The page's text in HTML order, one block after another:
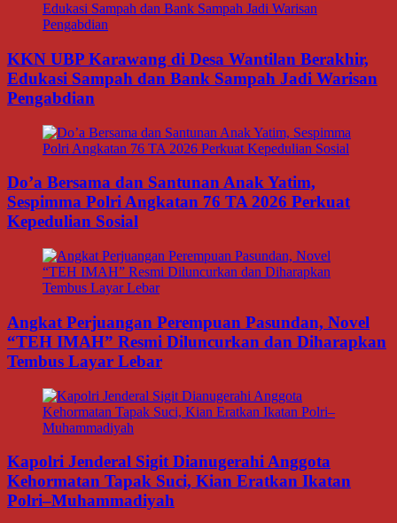
KKN UBP Karawang di Desa Wantilan Berakhir,
Edukasi Sampah dan Bank Sampah Jadi Warisan
Pengabdian
Do’a Bersama dan Santunan Anak Yatim,
Sespimma Polri Angkatan 76 TA 2026 Perkuat
Kepedulian Sosial
Angkat Perjuangan Perempuan Pasundan, Novel
“TEH IMAH” Resmi Diluncurkan dan Diharapkan
Tembus Layar Lebar
Kapolri Jenderal Sigit Dianugerahi Anggota
Kehormatan Tapak Suci, Kian Eratkan Ikatan
Polri–Muhammadiyah